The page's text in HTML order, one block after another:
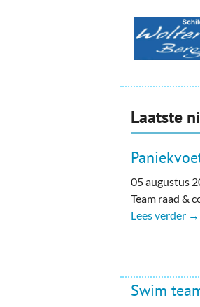
Laatste
05 augustus
Team raad &
Lees verder →
Swim